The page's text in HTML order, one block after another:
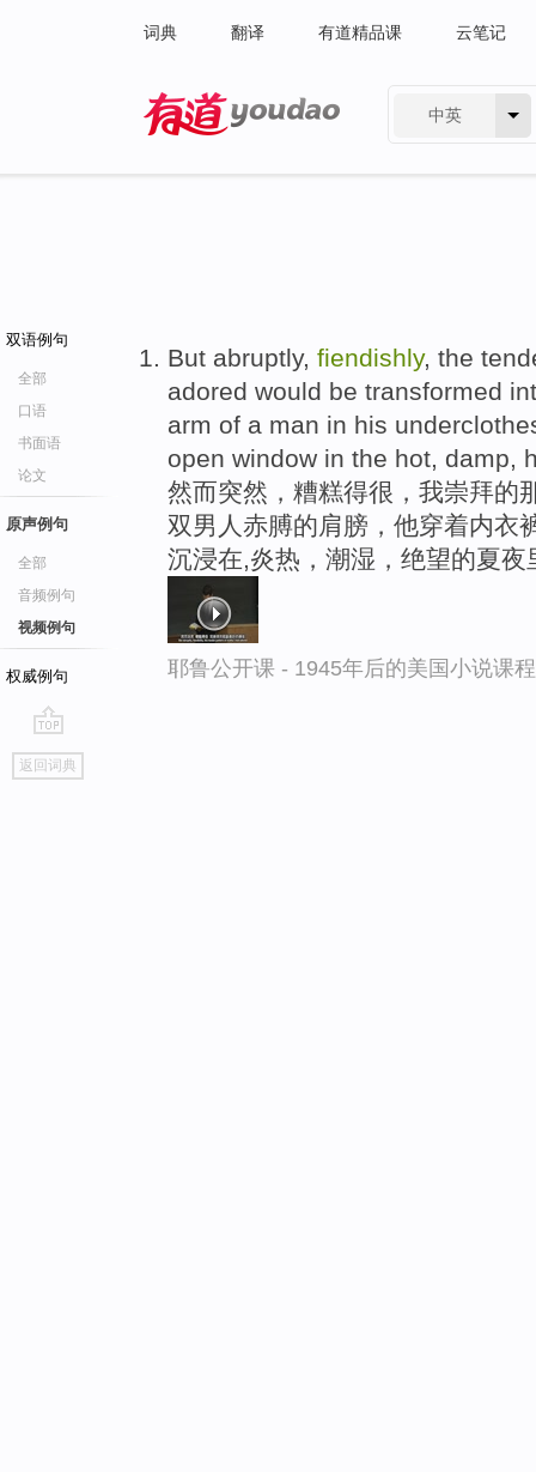
词典 翻译 有道精品课 云笔记
中英
双语例句
全部
口语
书面语
论文
原声例句
全部
音频例句
视频例句
权威例句
go
top
返回词典
But abruptly, fiendishly, the
adored would be transformed
arm of a man in his
open window in the hot, damp,
然而突然，糟糕得很，我崇拜的
双男人赤膊的肩膀，他穿着内衣
沉浸在,炎热，潮湿，绝望的夏夜
耶鲁公开课 - 1945年后的美国小说课